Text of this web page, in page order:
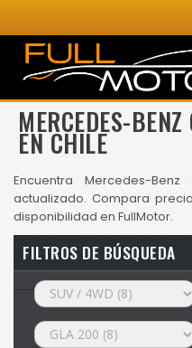
MERCEDES-
EN CHILE
Encuentra Mercedes-
actualizado. Compara
disponibilidad en FullMotor.
FILTROS DE BÚSQUEDA